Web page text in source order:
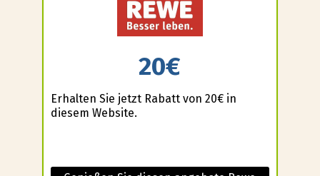
20€
Erhalten Sie jetzt Rabatt von 20€ in
diesem Website.